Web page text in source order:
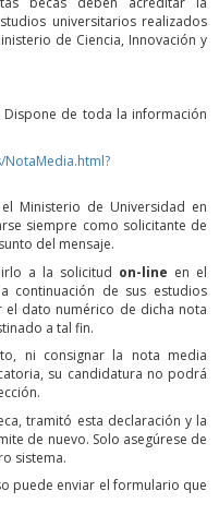
universitarios realizados
de Ciencia, Innovación y
Dispone de toda la información
Ministerio de Universidad en
siempre como solicitante de
del mensaje.
a la solicitud on-line en el
continuación de sus estudios
el dato numérico de dicha nota
a tal fin.
ni consignar la nota media
su candidatura no podrá
tramitó esta declaración y la
de nuevo. Solo asegúrese de
sistema.
puede enviar el formulario que